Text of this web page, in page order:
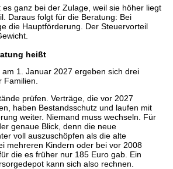
es ganz bei der Zulage, weil sie höher liegt
Daraus folgt für die Beratung: Bei
die Hauptförderung. Der Steuervorteil
heißt
1. Januar 2027 ergeben sich drei
Familien.
prüfen. Verträge, die vor 2027
haben Bestandsschutz und laufen mit
weiter. Niemand muss wechseln. Für
genaue Blick, denn die neue
voll auszuschöpfen als die alte
mehreren Kindern oder bei vor 2008
die es früher nur 185 Euro gab. Ein
kann sich also rechnen.